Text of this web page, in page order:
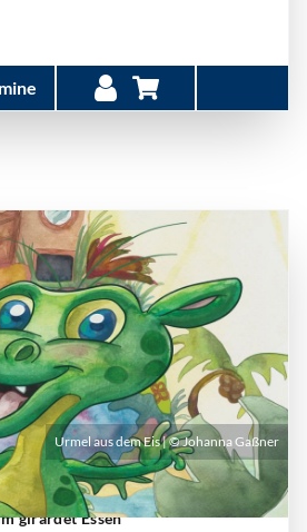
2026 | 14:00 Uhr|
girardet Essen
Urmel aus dem Eis | © Johanna Gaßner